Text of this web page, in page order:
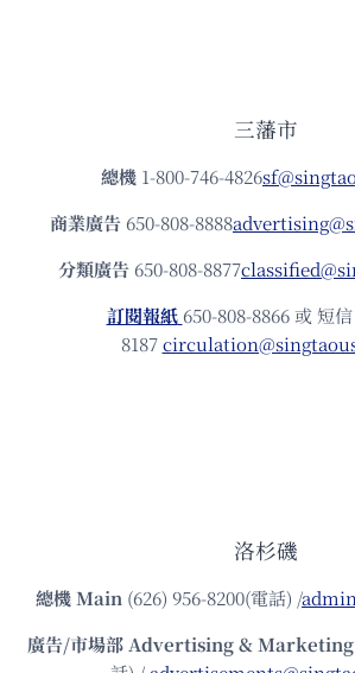
三藩市
總機 1-800-746-4826
商業廣告 650-808-8888
分類廣告 650-808-8877
訂閱報紙 650-808-8866 或 短
8187
洛杉磯
總機Main (626) 956-8200(電話) /
廣告/市場部Advertising & Marketing